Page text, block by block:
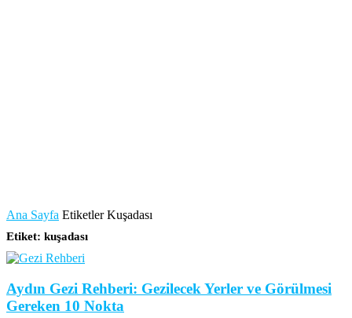
Ana Sayfa Etiketler Kuşadası
Etiket: kuşadası
Aydın Gezi Rehberi: Gezilecek Yerler ve Görülmesi
Gereken 10 Nokta